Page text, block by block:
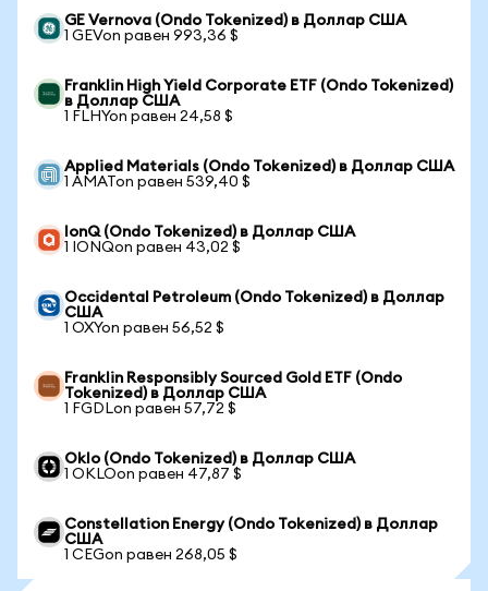
GE Vernova (Ondo Tokenized) в Доллар США
1 GEVon равен 993,36 $
Franklin High Yield Corporate ETF (Ondo Tokenized)
в Доллар США
1 FLHYon равен 24,58 $
Applied Materials (Ondo Tokenized) в Доллар США
1 AMATon равен 539,40 $
IonQ (Ondo Tokenized) в Доллар США
1 IONQon равен 43,02 $
Occidental Petroleum (Ondo Tokenized) в Доллар
США
1 OXYon равен 56,52 $
Franklin Responsibly Sourced Gold ETF (Ondo
Tokenized) в Доллар США
1 FGDLon равен 57,72 $
Oklo (Ondo Tokenized) в Доллар США
1 OKLOon равен 47,87 $
Constellation Energy (Ondo Tokenized) в Доллар
США
1 CEGon равен 268,05 $